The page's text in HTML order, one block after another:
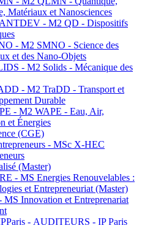
Matériaux et Nanosciences
- M2 QD - Dispositifs
- M2 SMNO - Science des
et des Nano-Objets
- M2 Solids - Mécanique des
- M2 TraDD - Transport et
Durable
- M2 WAPE - Eau, Air,
et Énergies
(CGE)
- MSc X-HEC
(Master)
- MS Energies Renouvelables :
et Entrepreneuriat (Master)
MS Innovation et Entreprenariat
- AUDITEURS - IP Paris